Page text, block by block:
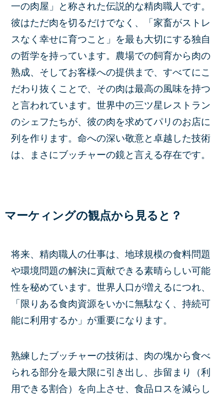
一の肉屋」と称された伝説的な精肉職人です。
彼はただ肉を切るだけでなく、「家畜がストレ
スなく幸せに育つこと」を最も大切にする独自
の哲学を持っています。農場での飼育から肉の
熟成、そしてお客様への提供まで、すべてにこ
だわり抜くことで、その肉は最高の風味を持つ
と言われています。世界中の三ツ星レストラン
のシェフたちが、彼の肉を求めてパリのお店に
列を作ります。命への深い敬意と卓越した技術
は、まさにブッチャーの鏡と言える存在です。
マーケィングの観点から見ると？
将来、精肉職人の仕事は、地球規模の食料問題
や環境問題の解決に貢献できる素晴らしい可能
性を秘めています。世界人口が増えるにつれ、
「限りある食肉資源をいかに無駄なく、持続可
能に利用するか」が重要になります。
熟練したブッチャーの技術は、肉の塊から食べ
られる部分を最大限に引き出し、歩留まり（利
用できる割合）を向上させ、食品ロスを減らし